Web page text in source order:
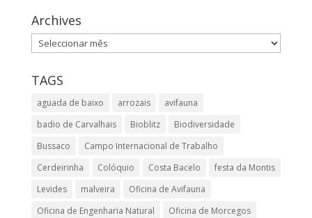
Archives
Archives
TAGS
aguada de baixo arrozais
avifauna
badio de Carvalhais
Bioblitz
Biodiversidade
Bussaco
Campo Internacional de Trabalho
Cerdeirinha
Colóquio Costa Bacelo
festa da Montis
Levides
malveira
Oficina de Avifauna
Oficina de Engenharia Natural
Oficina de Morcegos